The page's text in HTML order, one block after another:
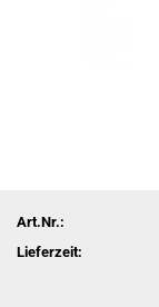
Art.Nr.:
Lieferzeit: